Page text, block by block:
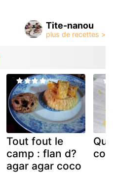
Tite-nanou
Tout fout le
camp : flan d?
agar agar coco